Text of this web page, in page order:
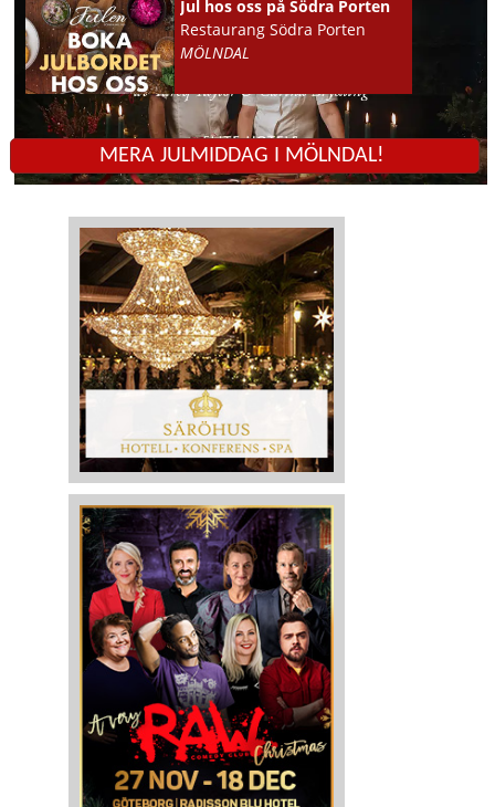
Jul hos oss på Södra Porten
Restaurang Södra Porten
MÖLNDAL
MERA JULMIDDAG I MÖLNDAL!